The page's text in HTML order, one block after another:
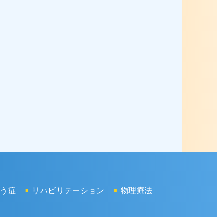
症 リハビリテーション
物理療法